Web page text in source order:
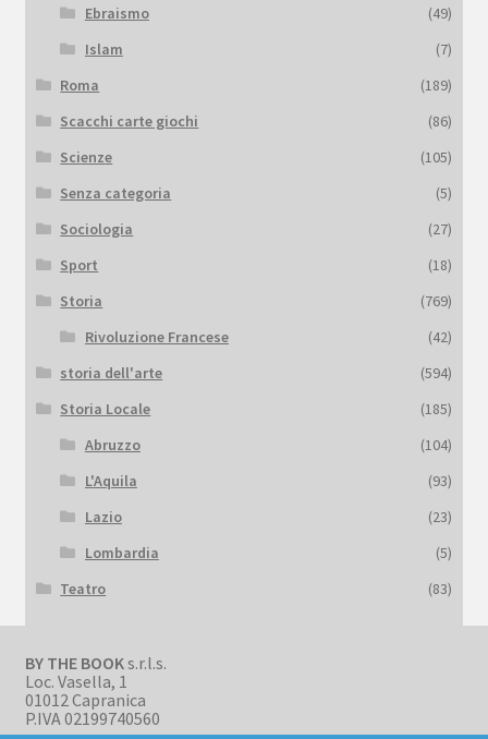
Ebraismo
(49)
Islam
(7)
Roma
(189)
Scacchi carte giochi
(86)
Scienze
(105)
Senza categoria
(5)
Sociologia
(27)
Sport
(18)
Storia
(769)
Rivoluzione Francese
(42)
storia dell'arte
(594)
Storia Locale
(185)
Abruzzo
(104)
L'Aquila
(93)
Lazio
(23)
Lombardia
(5)
Teatro
(83)
BY THE BOOKs.r.l.s.
Loc. Vasella, 1
01012 Capranica
P.IVA 02199740560